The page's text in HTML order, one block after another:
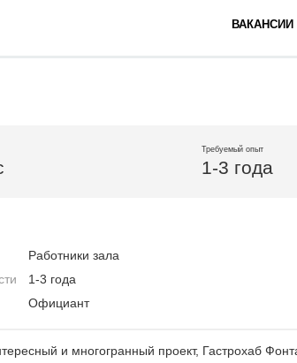
ВАКАНСИИ
Требуемый опыт
1-3 года
Работники зала
1-3 года
Официант
и многогранный проект, Гастрохаб